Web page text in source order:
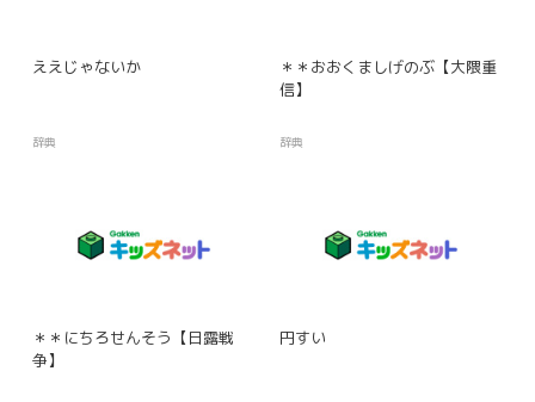
ええじゃないか
辞典
＊＊おおくましげのぶ【大隈重
信】
辞典
＊＊にちろせんそう【日露戦
争】
円すい